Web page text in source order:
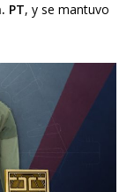
PT, y se mantuvo